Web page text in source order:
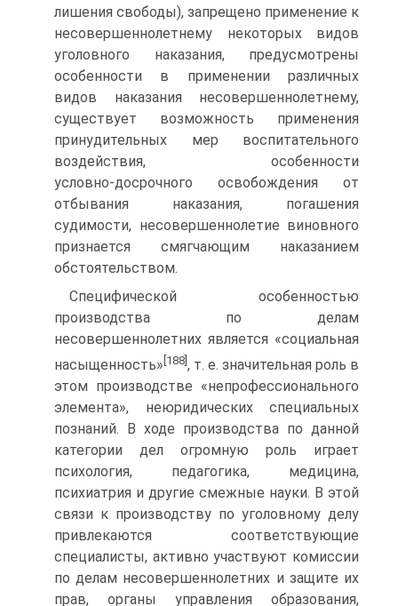
лишения свободы), запрещено применение к
несовершеннолетнему некоторых видов
уголовного наказания, предусмотрены
особенности в применении различных
видов наказания несовершеннолетнему,
существует возможность применения
принудительных мер воспитательного
воздействия, особенности
условно‑досрочного освобождения от
отбывания наказания, погашения
судимости, несовершеннолетие виновного
признается смягчающим наказанием
обстоятельством.
Специфической особенностью
производства по делам
несовершеннолетних является «социальная
насыщенность» [188], т. е. значительная роль в
этом производстве «непрофессионального
элемента», неюридических специальных
познаний. В ходе производства по данной
категории дел огромную роль играет
психология, педагогика, медицина,
психиатрия и другие смежные науки. В этой
связи к производству по уголовному делу
привлекаются соответствующие
специалисты, активно участвуют комиссии
по делам несовершеннолетних и защите их
прав, органы управления образования,